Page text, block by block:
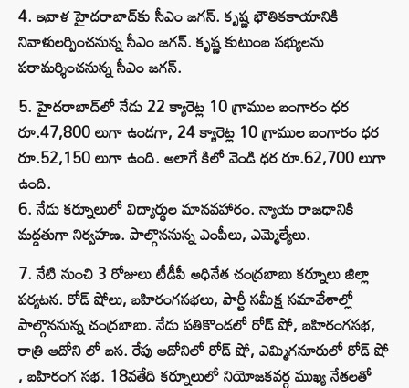
4. ఇవాళ హైదరాబాద్‌కు సీఎం జగన్‌. కృష్ణ భౌతికకాయానికి
నివాళులర్పించనున్న సీఎం జగన్‌. కృష్ణ కుటుంబ సభ్యులను
పరామర్శించనున్న సీఎం జగన్‌.
5. హైదరాబాద్‌లో నేడు 22 క్యారెట్ల 10 గ్రాముల బంగారం ధర
రూ.47,800 లుగా ఉండగా, 24 క్యారెట్ల 10 గ్రాముల బంగారం ధర
రూ.52,150 లుగా ఉంది. అలాగే కిలో వెండి ధర రూ.62,700 లుగా
ఉంది.
6. నేడు కర్నూలులో విద్యార్థుల మానవహారం. న్యాయ రాజధానికి
మద్దతుగా నిర్వహణ. పాల్గొననున్న ఎంపీలు, ఎమ్మెల్యేలు.
7. నేటి నుంచి 3 రోజులు టీడీపీ అధినేత చంద్రబాబు కర్నూలు జిల్లా
పర్యటన. రోడ్ షోలు, బహిరంగసభలు, పార్టీ సమీక్ష సమావేశాల్లో
పాల్గొననున్న చంద్రబాబు. నేడు పతికొండలో రోడ్ షో, బహిరంగసభ,
రాత్రి ఆదోని లో బస. రేపు ఆదోనిలో రోడ్ షో, ఎమ్మిగనూరులో రోడ్ షో
, బహిరంగ సభ. 18వతేది కర్నూలులో నియోజకవర్గ ముఖ్య నేతలతో